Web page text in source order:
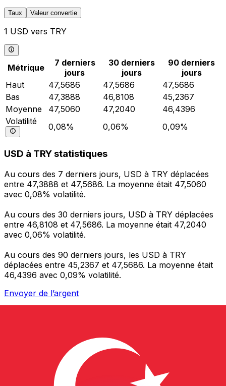
Taux Valeur convertie
1 USD vers TRY
Métrique
7 derniers
jours
30 derniers
jours
90 derniers
jours
Haut
47,5686 47,5686
47,5686
Bas
47,3888 46,8108
45,2367
Moyenne
47,5060 47,2040
46,4396
Volatilité
0,08% 0,06% 0,09%
USD à TRY statistiques
Au cours des 7 derniers jours, USD à TRY déplacées
entre 47,3888 et 47,5686. La moyenne était 47,5060
avec 0,08% volatilité.
Au cours des 30 derniers jours, USD à TRY déplacées
entre 46,8108 et 47,5686. La moyenne était 47,2040
avec 0,06% volatilité.
Au cours des 90 derniers jours, les USD à TRY
déplacées entre 45,2367 et 47,5686. La moyenne était
46,4396 avec 0,09% volatilité.
Envoyer de l’argent
L'application Xe réunit toutes les fonctionnalités
nécessaires pour vos transferts d'argent internationaux
et la gestion de vos devises. Convertissez des devises,
programmez des alertes de taux et transférez de